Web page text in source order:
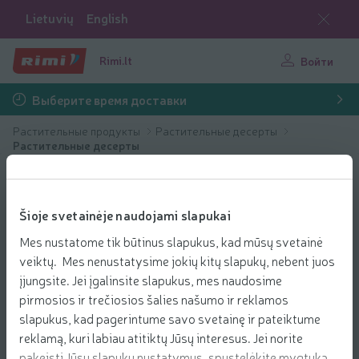
Šioje svetainėje naudojami slapukai
Mes nustatome tik būtinus slapukus, kad mūsų svetainė
veiktų. Mes nenustatysime jokių kitų slapukų, nebent juos
įjungsite. Jei įgalinsite slapukus, mes naudosime
pirmosios ir trečiosios šalies našumo ir reklamos
slapukus, kad pagerintume savo svetainę ir pateiktume
reklamą, kuri labiau atitiktų Jūsų interesus. Jei norite
Lietuvių English
Rimi.lt Войти
Выберите время доставки
Растительные продукты
Растительные десерты
Растительные десерты